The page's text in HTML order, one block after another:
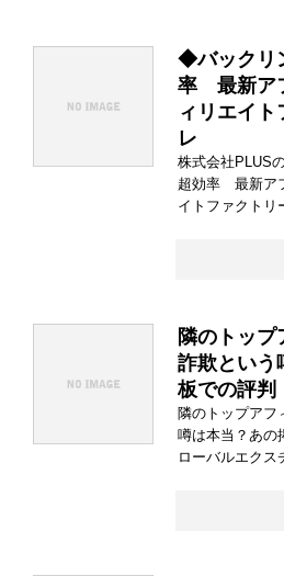
◆バックリ
率 最新ア
ィリエイ
レ
株式会社PLUS
超効率 最新ア
イトファクト
隣のトッ
詐欺という
板での評判
隣のトップアフ
噂は本当？あの
ローバルエクス